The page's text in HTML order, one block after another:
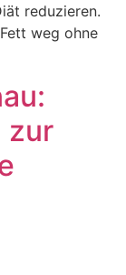
reduzieren.
weg ohne
zur